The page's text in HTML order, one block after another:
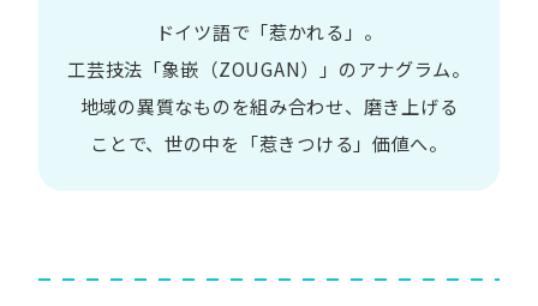
ドイツ語で​「惹かれる」。
工芸技法​「象嵌​（ZOUGAN）」の​アナグラム。
地域の​異質な​ものを​組み合わせ、 磨き上げる​
ことで、 世の​中を​「惹きつける」価値へ。​